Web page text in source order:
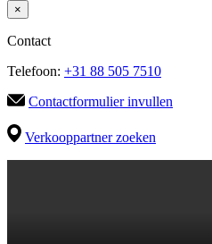
×
Contact
Telefoon: +31 88 505 7510
Contactformulier invullen
Verkooppartner zoeken